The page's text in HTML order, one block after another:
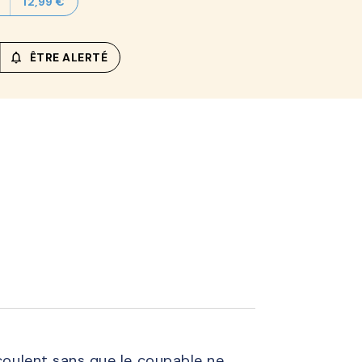
notifications_none_outlined
ÊTRE ALERTÉ